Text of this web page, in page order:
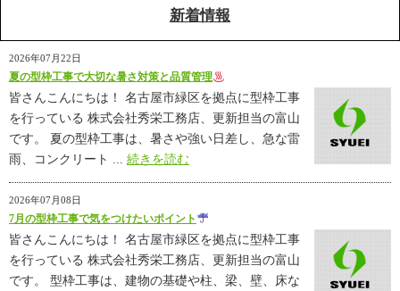
新着情報
2026年07月22日
夏の型枠工事で大切な暑さ対策と品質管理
皆さんこんにちは！ 名古屋市緑区を拠点に型枠工事
を行っている 株式会社秀栄工務店、更新担当の富山
です。 夏の型枠工事は、暑さや強い日差し、急な雷
雨、コンクリート ... 続きを読む
2026年07月08日
7月の型枠工事で気をつけたいポイント
皆さんこんにちは！ 名古屋市緑区を拠点に型枠工事
を行っている 株式会社秀栄工務店、更新担当の富山
です。 型枠工事は、建物の基礎や柱、梁、壁、床な